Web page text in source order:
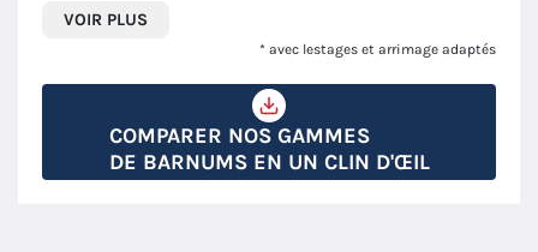
VOIR PLUS
* avec lestages et arrimage adaptés
COMPARER NOS GAMMES
DE BARNUMS EN UN CLIN D'ŒIL